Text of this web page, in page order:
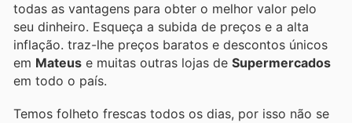
todas as vantagens para obter o melhor valor pelo
seu dinheiro. Esqueça a subida de preços e a alta
inflação. traz-lhe preços baratos e descontos únicos
em Mateus e muitas outras lojas de Supermercados
em todo o país.
Temos folheto frescas todos os dias, por isso não se